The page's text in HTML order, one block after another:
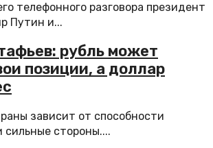
телефонного разговора президент
Путин и...
рубль может
позиции, а доллар
зависит от способности
сильные стороны....